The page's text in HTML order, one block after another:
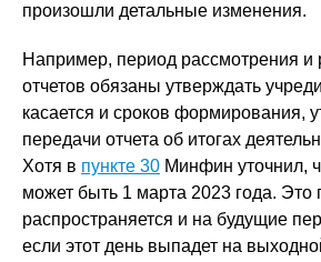
произошли детальные изменения.
Например, период рассмотрения и
отчетов обязаны утверждать
касается и сроков формирования,
передачи отчета об итогах
Хотя в пункте 30 Минфин уточнил,
может быть 1 марта 2023 года. Это
распространяется и на будущие
если этот день выпадет на